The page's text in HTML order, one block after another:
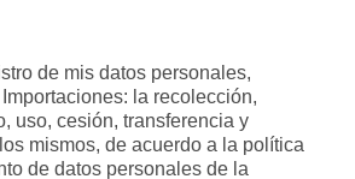
de mis datos personales,
la recolección,
uso, cesión, transferencia y
mismos, de acuerdo a la política
de datos personales de la